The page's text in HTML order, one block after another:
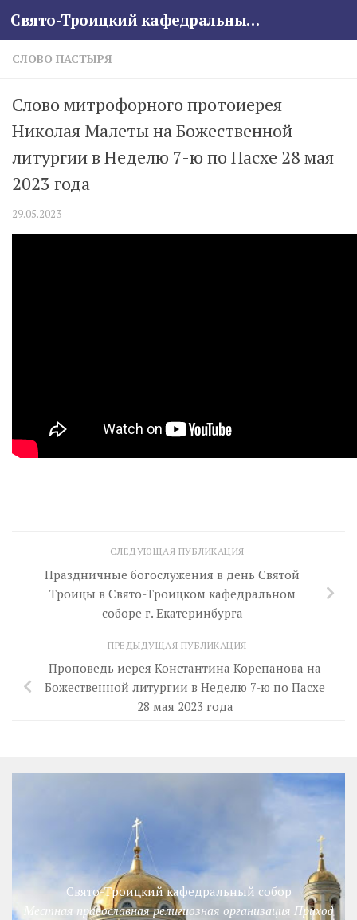
Skip to content Свято-Троицкий кафедральный собор
СЛОВО ПАСТЫРЯ
Слово митрофорного протоиерея
Николая Малеты на Божественной
литургии в Неделю 7-ю по Пасхе 28 мая
2023 года
29.05.2023
СЛЕДУЮЩАЯ ПУБЛИКАЦИЯ
Праздничные богослужения в день Святой
Троицы в Свято-Троицком кафедральном
соборе г. Екатеринбурга
ПРЕДЫДУЩАЯ ПУБЛИКАЦИЯ
Проповедь иерея Константина Корепанова на
Божественной литургии в Неделю 7-ю по Пасхе
28 мая 2023 года
Свято-Троицкий кафедральный собор
Местная православная религиозная организация Приход